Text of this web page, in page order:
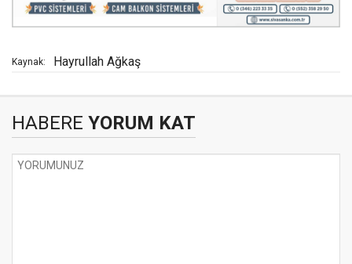
Kaynak: Hayrullah Ağkaş
HABERE YORUM KAT